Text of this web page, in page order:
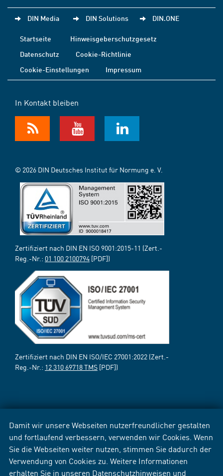
Damit wir unsere Webseiten nutzerfreundlicher gestalten
und fortlaufend verbessern, verwenden wir Cookies. Wenn
Sie die Webseiten weiter nutzen, stimmen Sie dadurch der
Verwendung von Cookies zu. Weitere Informationen
erhalten Sie in unseren Datenschutzhinweisen und
DIN Media DIN Solutions DIN.ONE
Startseite
Hinweisgeberschutzgesetz
Datenschutz
Cookie-Richtlinie
Cookie-Einstellungen
Impressum
In Kontakt bleiben
© 2026 DIN Deutsches Institut für Normung e. V.
Zertifiziert nach DIN EN ISO 9001:2015-11 (Zert.-
Reg.-Nr.: 01 100 2100794 [PDF])
Zertifiziert nach DIN EN ISO/IEC 27001:2022 (Zert.-
Reg.-Nr.: 12 310 69718 TMS [PDF])